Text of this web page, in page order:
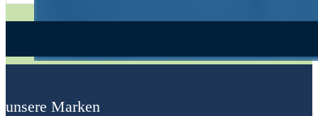
Alternative:
unsere Marken